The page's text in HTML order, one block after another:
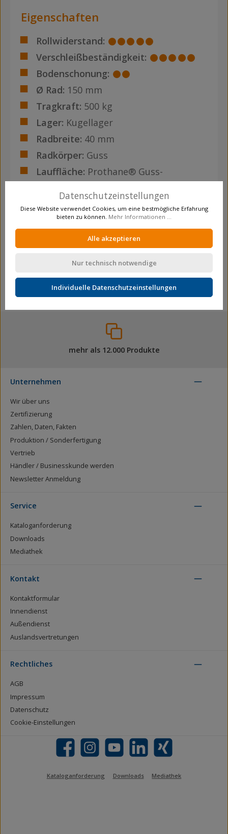
Eigenschaften
Rollwiderstand:
Verschleißbeständigkeit:
Bodenschonung:
Ø Rad: 150 mm
Tragkraft: 500 kg
Lager: Kugellager
Radbreite: 40 mm
Radkörper: Guss
Lauffläche: Prothane® Guss-
Polyurethan 95 +/-3 Shore A
Nabenlänge: 50 mm
Ø Achsloch/Bohrung: 20 mm
95 Shore A
Verpackungsmenge: 1
mehr als 12.000 Produkte
Unternehmen
Wir über uns
Zertifizierung
Zahlen, Daten, Fakten
Produktion / Sonderfertigung
Vertrieb
Händler / Businesskunde werden
Newsletter Anmeldung
Service
Kataloganforderung
Downloads
Mediathek
Kontakt
Kontaktformular
Innendienst
Außendienst
Auslandsvertretungen
Rechtliches
AGB
Impressum
Datenschutz
Cookie-Einstellungen
Facebook Instagram YouTube LinkedIn Xing
Kataloganforderung Downloads Mediathek
Datenschutzeinstellungen
Diese Website verwendet Cookies, um eine bestmögliche Erfahrung
bieten zu können. Mehr Informationen ...
Alle akzeptieren
Nur technisch notwendige
Individuelle Datenschutzeinstellungen